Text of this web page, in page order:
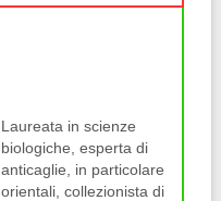
Laureata in scienze
biologiche, esperta di
anticaglie, in particolare
orientali, collezionista di